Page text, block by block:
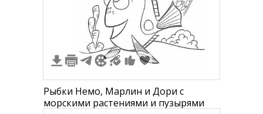
Рыбки Немо, Марлин и Дори с
морскими растениями и пузырями